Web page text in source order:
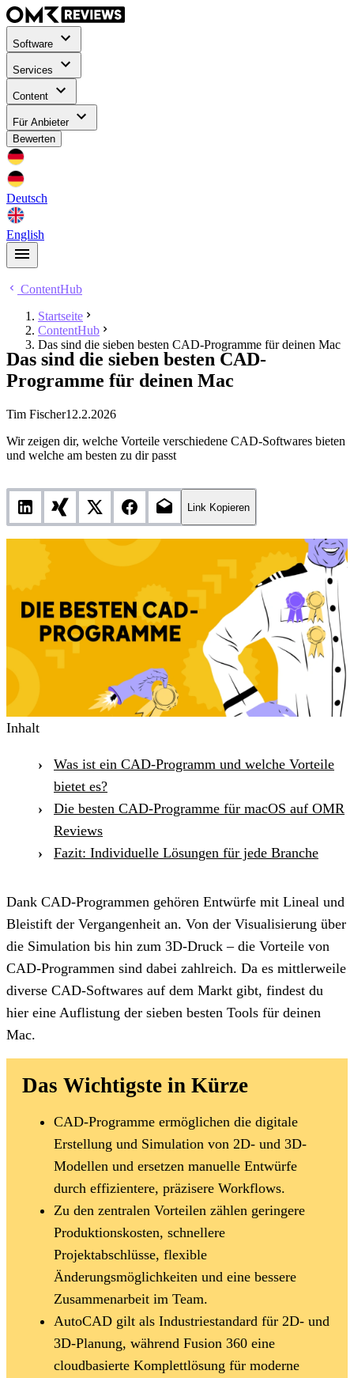
Software
Services
Content
Für Anbieter
Bewerten
Deutsch
English
ContentHub
Startseite
ContentHub
Das sind die sieben besten CAD-Programme für deinen Mac
Das sind die sieben besten CAD-
Programme für deinen Mac
Tim Fischer12.2.2026
Wir zeigen dir, welche Vorteile verschiedene CAD-Softwares bieten
und welche am besten zu dir passt
Link Kopieren
Inhalt
Was ist ein CAD-Programm und welche Vorteile
bietet es?
Die besten CAD-Programme für macOS auf OMR
Reviews
Fazit: Individuelle Lösungen für jede Branche
Dank CAD-Programmen gehören Entwürfe mit Lineal und
Bleistift der Vergangenheit an. Von der Visualisierung über
die Simulation bis hin zum 3D-Druck – die Vorteile von
CAD-Programmen sind dabei zahlreich. Da es mittlerweile
diverse CAD-Softwares auf dem Markt gibt, findest du
hier eine Auflistung der sieben besten Tools für deinen
Mac.
Das Wichtigste in Kürze
CAD-Programme ermöglichen die digitale
Erstellung und Simulation von 2D- und 3D-
Modellen und ersetzen manuelle Entwürfe
durch effizientere, präzisere Workflows.
Zu den zentralen Vorteilen zählen geringere
Produktionskosten, schnellere
Projektabschlüsse, flexible
Änderungsmöglichkeiten und eine bessere
Zusammenarbeit im Team.
AutoCAD gilt als Industriestandard für 2D- und
3D-Planung, während Fusion 360 eine
cloudbasierte Komplettlösung für moderne